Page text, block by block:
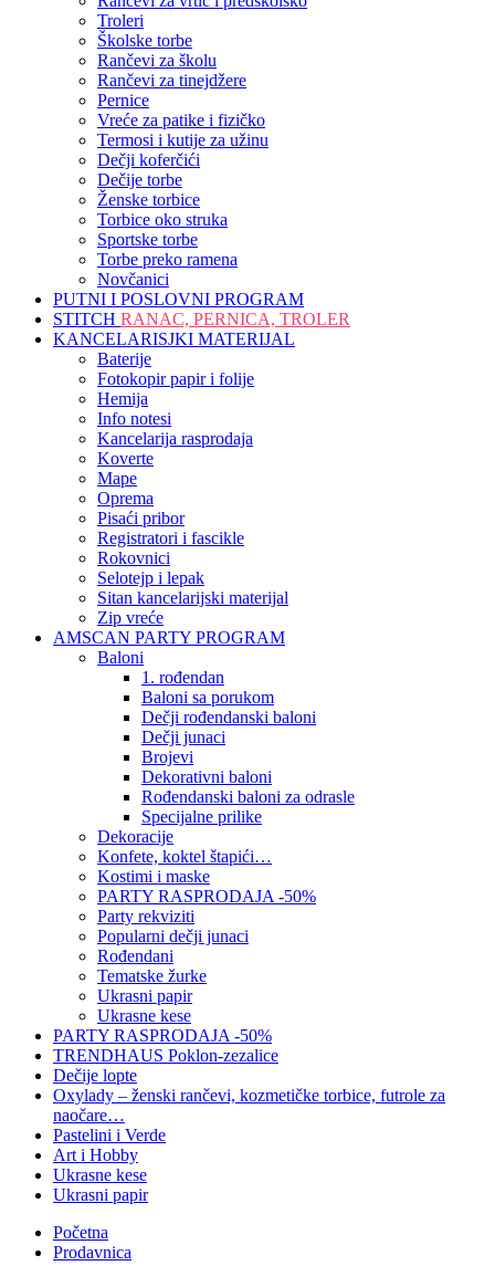
Troleri
Školske torbe
Rančevi za školu
Rančevi za tinejdžere
Pernice
Vreće za patike i fizičko
Termosi i kutije za užinu
Dečji koferčići
Dečije torbe
Ženske torbice
Torbice oko struka
Sportske torbe
Torbe preko ramena
Novčanici
PUTNI I POSLOVNI PROGRAM
STITCH RANAC, PERNICA, TROLER
KANCELARISJKI MATERIJAL
Baterije
Fotokopir papir i folije
Hemija
Info notesi
Kancelarija rasprodaja
Koverte
Mape
Oprema
Pisaći pribor
Registratori i fascikle
Rokovnici
Selotejp i lepak
Sitan kancelarijski materijal
Zip vreće
AMSCAN PARTY PROGRAM
Baloni
1. rođendan
Baloni sa porukom
Dečji rođendanski baloni
Dečji junaci
Brojevi
Dekorativni baloni
Rođendanski baloni za odrasle
Specijalne prilike
Dekoracije
Konfete, koktel štapići…
Kostimi i maske
PARTY RASPRODAJA -50%
Party rekviziti
Popularni dečji junaci
Rođendani
Tematske žurke
Ukrasni papir
Ukrasne kese
PARTY RASPRODAJA -50%
TRENDHAUS Poklon-zezalice
Dečije lopte
Oxylady – ženski rančevi, kozmetičke torbice, futrole za
naočare…
Pastelini i Verde
Art i Hobby
Ukrasne kese
Ukrasni papir
Početna
Prodavnica